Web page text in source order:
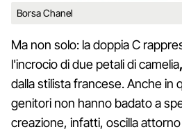
Borsa Chanel
Ma non solo: la doppia C
l'incrocio di due petali di camelia,
dalla stilista francese. Anche in
genitori non hanno badato a
creazione, infatti, oscilla